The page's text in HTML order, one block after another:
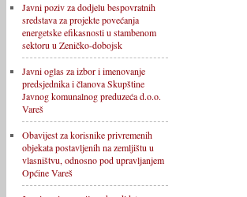
Javni poziv za dodjelu bespovratnih
sredstava za projekte povećanja
energetske efikasnosti u stambenom
sektoru u Zeničko-dobojsk
Javni oglas za izbor i imenovanje
predsjednika i članova Skupštine
Javnog komunalnog preduzeća d.o.o.
Vareš
Obavijest za korisnike privremenih
objekata postavljenih na zemljištu u
vlasništvu, odnosno pod upravljanjem
Općine Vareš